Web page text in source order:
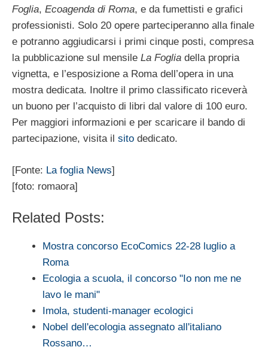
Foglia, Ecoagenda di Roma, e da fumettisti e grafici
professionisti. Solo 20 opere parteciperanno alla finale
e potranno aggiudicarsi i primi cinque posti, compresa
la pubblicazione sul mensile La Foglia della propria
vignetta, e l’esposizione a Roma dell’opera in una
mostra dedicata. Inoltre il primo classificato riceverà
un buono per l’acquisto di libri dal valore di 100 euro.
Per maggiori informazioni e per scaricare il bando di
partecipazione, visita il sito dedicato.
[Fonte: La foglia News]
[foto: romaora]
Related Posts:
Mostra concorso EcoComics 22-28 luglio a
Roma
Ecologia a scuola, il concorso "Io non me ne
lavo le mani"
Imola, studenti-manager ecologici
Nobel dell'ecologia assegnato all'italiano
Rossano…